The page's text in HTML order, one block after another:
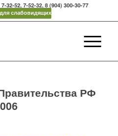
52, 7-52-32, 8 (904) 300-30-77
слабовидящих
РФ